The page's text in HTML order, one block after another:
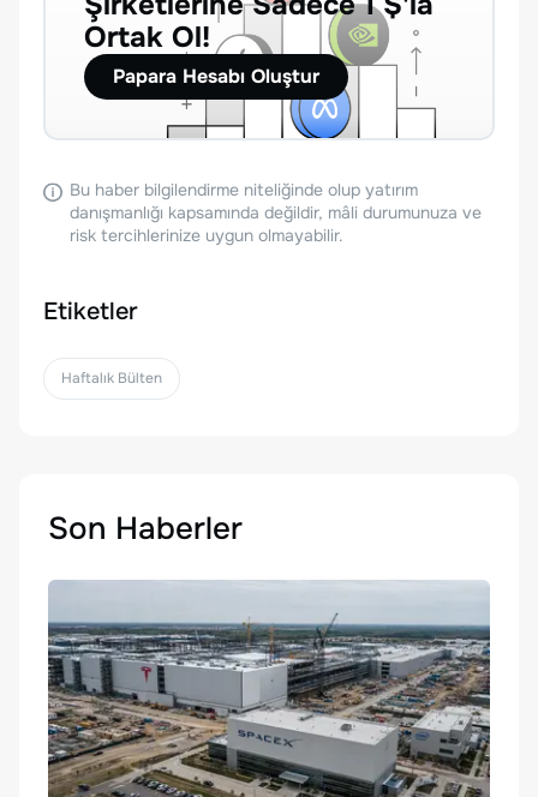
Ortak Ol!
Papara Hesabı Oluştur
Bu haber bilgilendirme niteliğinde olup yatırım
danışmanlığı kapsamında değildir, mâli durumunuza ve
risk tercihlerinize uygun olmayabilir.
Etiketler
Haftalık Bülten
Son Haberler